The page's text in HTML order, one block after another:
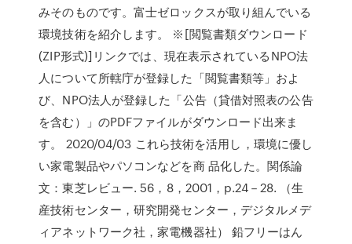
みそのものです。富士ゼロックスが取り組んでいる
環境技術を紹介します。 ※[閲覧書類ダウンロード
(ZIP形式)]リンクでは、現在表示されているNPO法
人について所轄庁が登録した「閲覧書類等」およ
び、NPO法人が登録した「公告（貸借対照表の公告
を含む）」のPDFファイルがダウンロード出来ま
す。 2020/04/03 これら技術を活用し，環境に優し
い家電製品やパソコンなどを商 品化した。関係論
文：東芝レビュー. 56，8，2001，p.24－28. （生
産技術センター，研究開発センター，デジタルメデ
ィアネットワーク社，家電機器社） 鉛フリーはん